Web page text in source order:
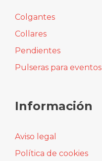
Colgantes
Collares
Pendientes
Pulseras para eventos
Información
Aviso legal
Política de cookies